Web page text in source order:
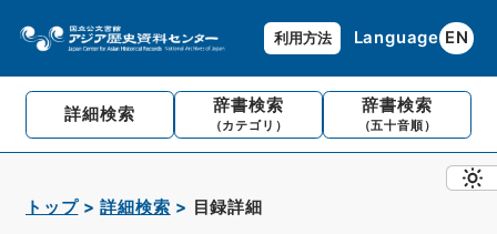
利用方法 Language EN
詳細検索 辞書検索
（カテゴリ）
辞書検索
（五十音順）
トップ 詳細検索 目録詳細